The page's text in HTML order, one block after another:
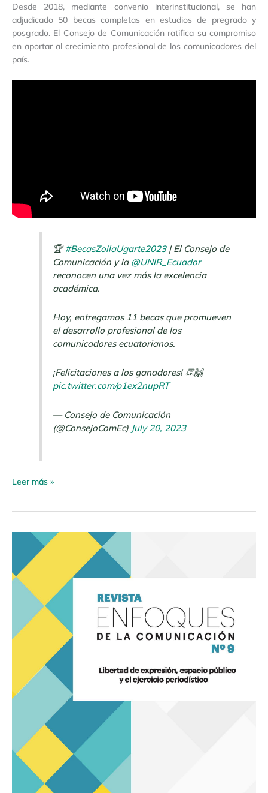
Desde 2018, mediante convenio interinstitucional, se han
adjudicado 50 becas completas en estudios de pregrado y
posgrado. El Consejo de Comunicación ratifica su compromiso
en aportar al crecimiento profesional de los comunicadores del
país.
🏆#BecasZoilaUgarte2023| El Consejo de
Comunicación y la @UNIR_Ecuador
reconocen una vez más la excelencia
académica.
Hoy, entregamos 11 becas que promueven
el desarrollo profesional de los
comunicadores ecuatorianos.
¡Felicitaciones a los ganadores! 👏🙌
pic.twitter.com/p1ex2nupRT
— Consejo de Comunicación
(@ConsejoComEc) July 20, 2023
Leer más »
Revista
Enfoques
la
Comunicación
«Libertad
de
público
el
periodístico»